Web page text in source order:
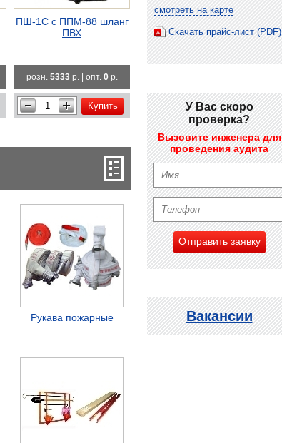
смотреть на карте
Скачать прайс-лист (PDF)
У Вас скоро
проверка?
Вызовите инженера для
проведения аудита
Отправить заявку
Вакансии
ПШ-1С с ППМ-88 шланг
ПВХ
розн. 5333р. | опт. 0р.
Купить
Рукава пожарные